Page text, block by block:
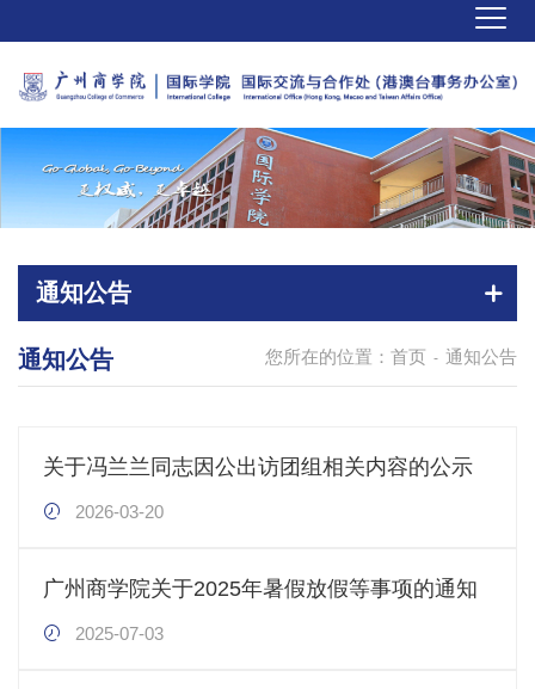
通知公告
您所在的位置： 首页 - 通知公告
通知公告
关于冯兰兰同志因公出访团组相关内容的公示
2026-03-20
广州商学院关于2025年暑假放假等事项的通知
2025-07-03